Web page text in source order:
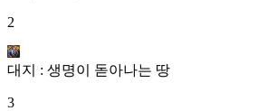
2
대지 : 생명이 돋아나는 땅
3